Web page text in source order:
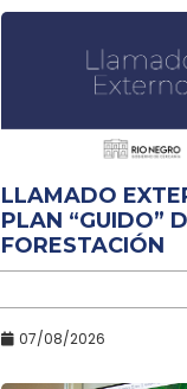
LLAMADO
PLAN “GUIDO”
FORESTACIÓN
07/08/2026